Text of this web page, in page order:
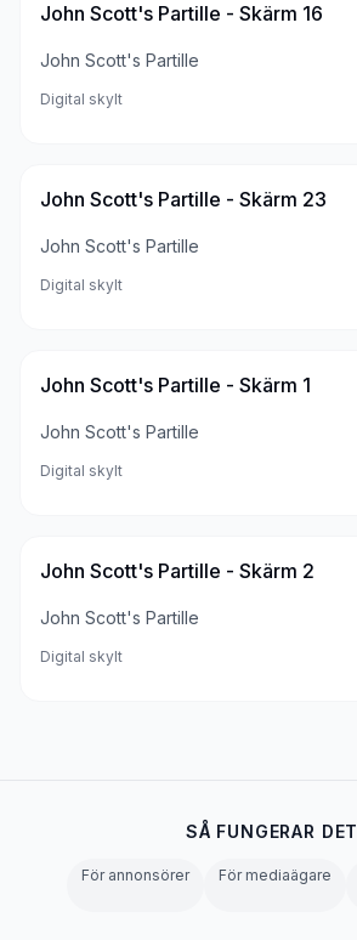
John Scott's Partille - Skärm 16
John Scott's Partille
Digital skylt
John Scott's Partille - Skärm 23
John Scott's Partille
Digital skylt
John Scott's Partille - Skärm 1
John Scott's Partille
Digital skylt
John Scott's Partille - Skärm 2
John Scott's Partille
Digital skylt
SÅ FUNGERAR DET
För annonsörer För mediaägare